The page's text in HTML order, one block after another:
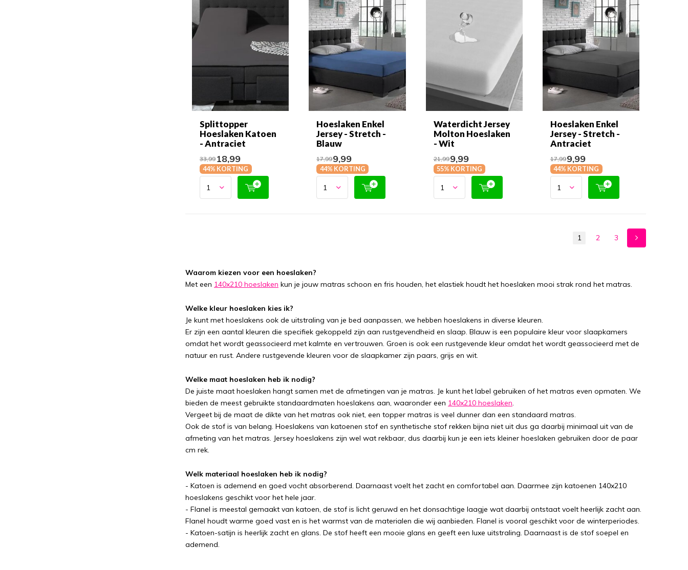
Splittopper
Hoeslaken Katoen
- Antraciet
33,9918,99
44% KORTING
Hoeslaken Enkel
Jersey - Stretch -
Blauw
17,999,99
44% KORTING
Waterdicht Jersey
Molton Hoeslaken
- Wit
21,999,99
55% KORTING
Hoeslaken Enkel
Jersey - Stretch -
Antraciet
17,999,99
44% KORTING
1 2 3
Waarom kiezen voor een hoeslaken?
Met een 140x210 hoeslaken kun je jouw matras schoon en fris houden, het elastiek houdt het hoeslaken mooi strak rond het matras.
Welke kleur hoeslaken kies ik?
Je kunt met hoeslakens ook de uitstraling van je bed aanpassen, we hebben hoeslakens in diverse kleuren.
Er zijn een aantal kleuren die specifiek gekoppeld zijn aan rustgevendheid en slaap. Blauw is een populaire kleur voor slaapkamers
omdat het wordt geassocieerd met kalmte en vertrouwen. Groen is ook een rustgevende kleur omdat het wordt geassocieerd met de
natuur en rust. Andere rustgevende kleuren voor de slaapkamer zijn paars, grijs en wit.
Welke maat hoeslaken heb ik nodig?
De juiste maat hoeslaken hangt samen met de afmetingen van je matras. Je kunt het label gebruiken of het matras even opmaten. We
bieden de meest gebruikte standaardmaten hoeslakens aan, waaronder een 140x210 hoeslaken.
Vergeet bij de maat de dikte van het matras ook niet, een topper matras is veel dunner dan een standaard matras.
Ook de stof is van belang. Hoeslakens van katoenen stof en synthetische stof rekken bijna niet uit dus ga daarbij minimaal uit van de
afmeting van het matras. Jersey hoeslakens zijn wel wat rekbaar, dus daarbij kun je een iets kleiner hoeslaken gebruiken door de paar
cm rek.
Welk materiaal hoeslaken heb ik nodig?
- Katoen is ademend en goed vocht absorberend. Daarnaast voelt het zacht en comfortabel aan. Daarmee zijn katoenen 140x210
hoeslakens geschikt voor het hele jaar.
- Flanel is meestal gemaakt van katoen, de stof is licht geruwd en het donsachtige laagje wat daarbij ontstaat voelt heerlijk zacht aan.
Flanel houdt warme goed vast en is het warmst van de materialen die wij aanbieden. Flanel is vooral geschikt voor de winterperiodes.
- Katoen-satijn is heerlijk zacht en glans. De stof heeft een mooie glans en geeft een luxe uitstraling. Daarnaast is de stof soepel en
ademend.